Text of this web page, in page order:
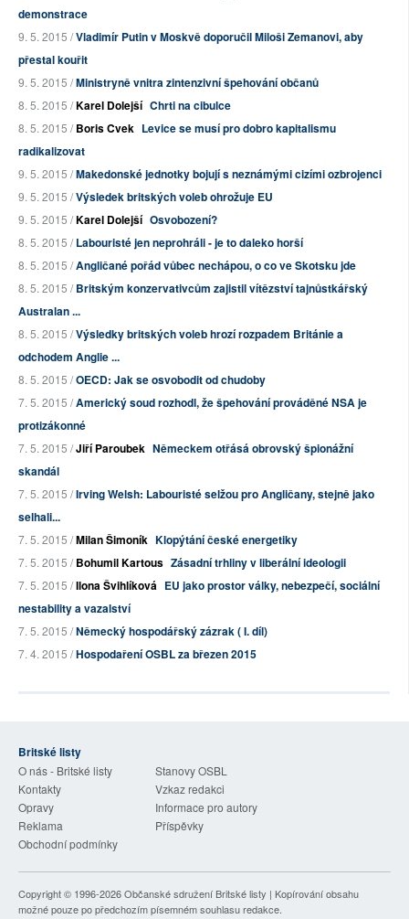
demonstrace
9. 5. 2015 /Vladimír Putin v Moskvě doporučil Miloši Zemanovi, aby
přestal kouřit
9. 5. 2015 /Ministryně vnitra zintenzivní špehování občanů
8. 5. 2015 /Karel Dolejší Chrti na cibulce
8. 5. 2015 /Boris Cvek Levice se musí pro dobro kapitalismu
radikalizovat
9. 5. 2015 /Makedonské jednotky bojují s neznámými cizími ozbrojenci
9. 5. 2015 /Výsledek britských voleb ohrožuje EU
9. 5. 2015 /Karel Dolejší Osvobození?
8. 5. 2015 /Labouristé jen neprohráli - je to daleko horší
8. 5. 2015 /Angličané pořád vůbec nechápou, o co ve Skotsku jde
8. 5. 2015 /Britským konzervativcům zajistil vítězství tajnůstkářský
Australan ...
8. 5. 2015 /Výsledky britských voleb hrozí rozpadem Británie a
odchodem Anglie ...
8. 5. 2015 /OECD: Jak se osvobodit od chudoby
7. 5. 2015 /Americký soud rozhodl, že špehování prováděné NSA je
protizákonné
7. 5. 2015 /Jiří Paroubek Německem otřásá obrovský špionážní
skandál
7. 5. 2015 /Irving Welsh: Labouristé selžou pro Angličany, stejně jako
selhali...
7. 5. 2015 /Milan Šimoník Klopýtání české energetiky
7. 5. 2015 /Bohumil Kartous Zásadní trhliny v liberální ideologii
7. 5. 2015 /Ilona Švihlíková EU jako prostor války, nebezpečí, sociální
nestability a vazalství
7. 5. 2015 /Německý hospodářský zázrak ( I. díl)
7. 4. 2015 /Hospodaření OSBL za březen 2015
Britské listy
O nás - Britské listy
Stanovy OSBL
Kontakty
Vzkaz redakci
Opravy
Informace pro autory
Reklama
Příspěvky
Obchodní podmínky
Copyright © 1996-2026Občanské sdružení Britské listy | Kopírování obsahu
možné pouze po předchozím písemném souhlasu redakce.